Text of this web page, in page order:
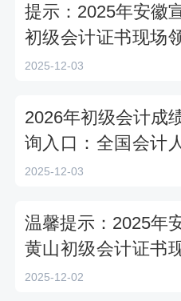
提示：2025年安徽
初级会计证书现场
时间为12月1日至15
2025-12-03
2026年初级会计成
询入口：全国会计
统一服务管理平台
2025-12-03
温馨提示：2025年
黄山初级会计证书
领取时间从12月1日
2025-12-02